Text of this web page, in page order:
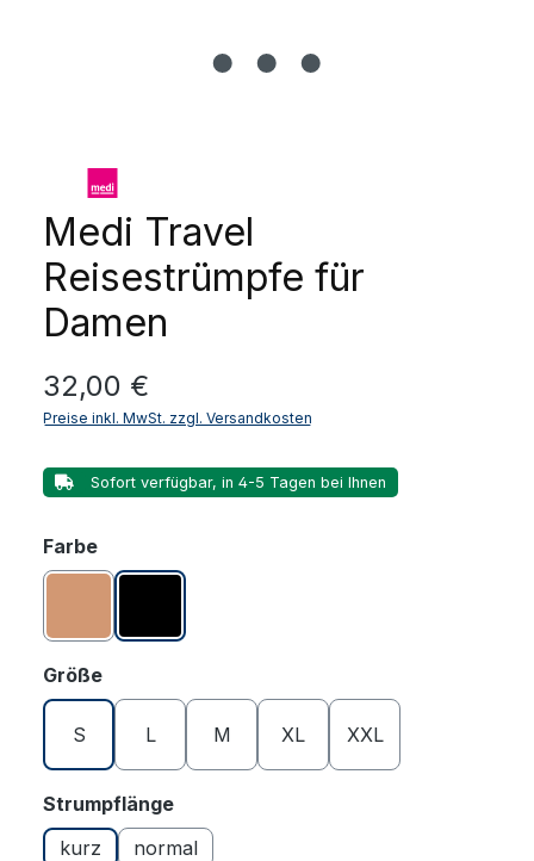
Medi Travel
Reisestrümpfe für
Damen
Regulärer Preis:
32,00 €
Preise inkl. MwSt. zzgl. Versandkosten
Sofort verfügbar, in 4-5 Tagen bei Ihnen
Farbeauswählen
Größeauswählen
S L M XL XXL
Strumpflängeauswählen
kurz
normal